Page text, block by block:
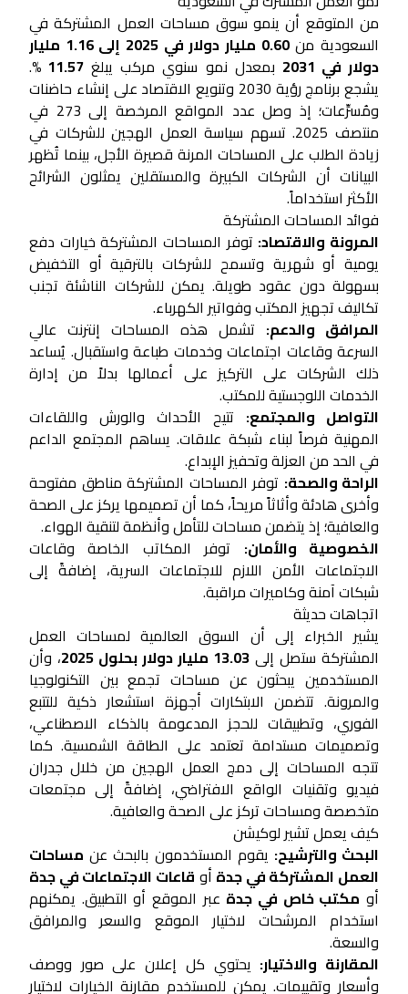
من المتوقع أن ينمو سوق مساحات العمل المشتركة في
السعودية من
0.60 مليار دولار في 2025 إلى 1.16 مليار
دولار في 2031
بمعدل نمو سنوي مركب يبلغ 11.57 %
.
يشجع برنامج رؤية 2030 وتنويع الاقتصاد على إنشاء حاضنات
ومُسرِّعات؛ إذ وصل عدد المواقع المرخصة إلى 273 في
منتصف 2025. تسهم سياسة العمل الهجين للشركات في
زيادة الطلب على المساحات المرنة قصيرة الأجل، بينما تُظهر
البيانات أن الشركات الكبيرة والمستقلين يمثلون الشرائح
الأكثر استخداماً.
فوائد المساحات المشتركة
المرونة والاقتصاد: توفر المساحات المشتركة خيارات دفع
يومية أو شهرية وتسمح للشركات بالترقية أو التخفيض
بسهولة دون عقود طويلة. يمكن للشركات الناشئة تجنب
تكاليف تجهيز المكتب وفواتير الكهرباء.
المرافق والدعم: تشمل هذه المساحات إنترنت عالي
السرعة وقاعات اجتماعات وخدمات طباعة واستقبال. يُساعد
ذلك الشركات على التركيز على أعمالها بدلاً من إدارة
الخدمات اللوجستية للمكتب.
التواصل والمجتمع: تتيح الأحداث والورش واللقاءات
المهنية فرصاً لبناء شبكة علاقات. يساهم المجتمع الداعم
في الحد من العزلة وتحفيز الإبداع.
الراحة والصحة: توفر المساحات المشتركة مناطق مفتوحة
وأخرى هادئة وأثاثاً مريحاً، كما أن تصميمها يركز على الصحة
والعافية؛ إذ يتضمن مساحات للتأمل وأنظمة لتنقية الهواء.
الخصوصية والأمان: توفر المكاتب الخاصة وقاعات
الاجتماعات الأمن اللازم للاجتماعات السرية، إضافةً إلى
شبكات آمنة وكاميرات مراقبة.
اتجاهات حديثة
يشير الخبراء إلى أن السوق العالمية لمساحات العمل
المشتركة ستصل إلى 13.03 مليار دولار بحلول 2025
، وأن
المستخدمين يبحثون عن مساحات تجمع بين التكنولوجيا
والمرونة. تتضمن الابتكارات أجهزة استشعار ذكية للتتبع
الفوري، وتطبيقات للحجز المدعومة بالذكاء الاصطناعي،
وتصميمات مستدامة تعتمد على الطاقة الشمسية. كما
تتجه المساحات إلى دمج العمل الهجين من خلال جدران
فيديو وتقنيات الواقع الافتراضي، إضافةً إلى مجتمعات
متخصصة ومساحات تركز على الصحة والعافية.
كيف يعمل تشير لوكيشن
البحث والترشيح: يقوم المستخدمون بالبحث عن مساحات
العمل المشتركة في جدة أو قاعات الاجتماعات في جدة
أو مكتب خاص في جدة عبر الموقع أو التطبيق. يمكنهم
استخدام المرشحات لاختيار الموقع والسعر والمرافق
والسعة.
المقارنة والاختيار: يحتوي كل إعلان على صور ووصف
وأسعار وتقييمات. يمكن للمستخدم مقارنة الخيارات لاختيار